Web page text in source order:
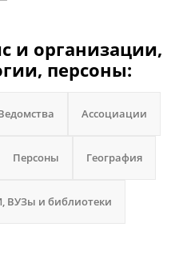
и организации,
персоны:
Ассоциации
Персоны География
ВУЗы и библиотеки